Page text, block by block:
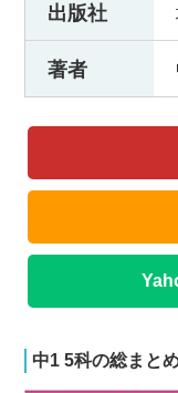
出版社
著者
中1 5科の総まと